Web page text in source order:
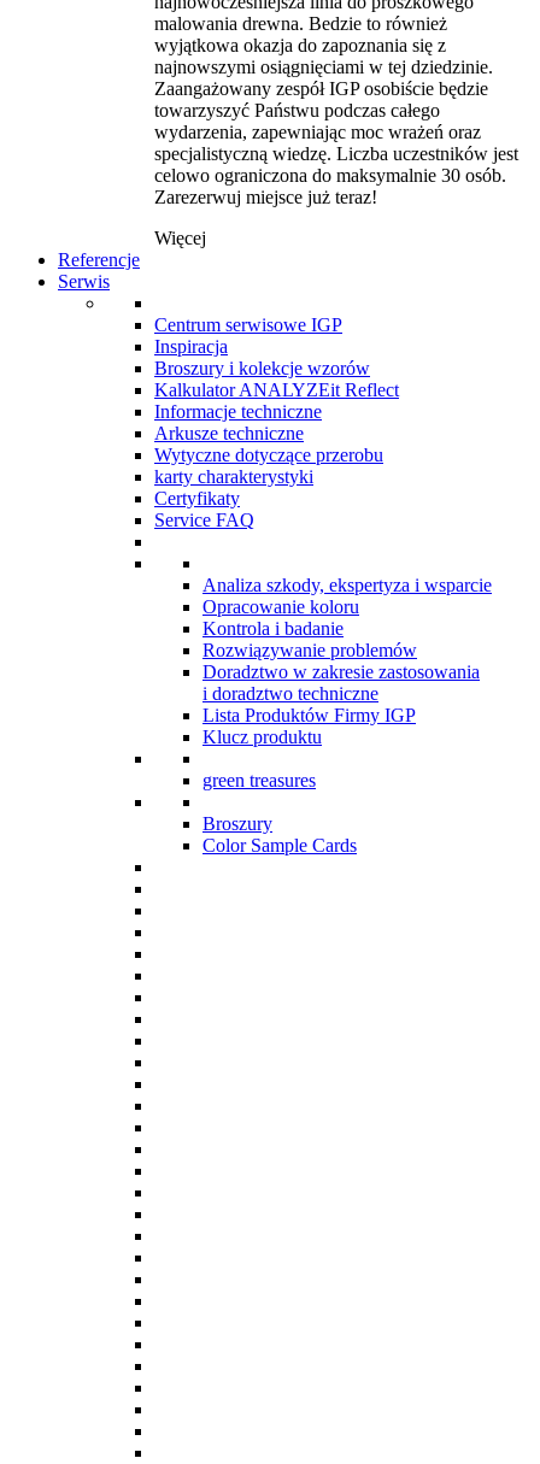
malowania drewna. Bedzie to również
wyjątkowa okazja do zapoznania się z
najnowszymi osiągnięciami w tej dziedzinie.
Zaangażowany zespół IGP osobiście będzie
towarzyszyć Państwu podczas całego
wydarzenia, zapewniając moc wrażeń oraz
specjalistyczną wiedzę. Liczba uczestników jest
celowo ograniczona do maksymalnie 30 osób.
Zarezerwuj miejsce już teraz!
Więcej
Referencje
Serwis
Centrum serwisowe IGP
Inspiracja
Broszury i kolekcje wzorów
Kalkulator ANALYZEit Reflect
Informacje techniczne
Arkusze techniczne
Wytyczne dotyczące przerobu
karty charakterystyki
Certyfikaty
Service FAQ
Analiza szkody, ekspertyza i wsparcie
Opracowanie koloru
Kontrola i badanie
Rozwiązywanie problemów
Doradztwo w zakresie zastosowania
i doradztwo techniczne
Lista Produktów Firmy IGP
Klucz produktu
green treasures
Broszury
Color Sample Cards